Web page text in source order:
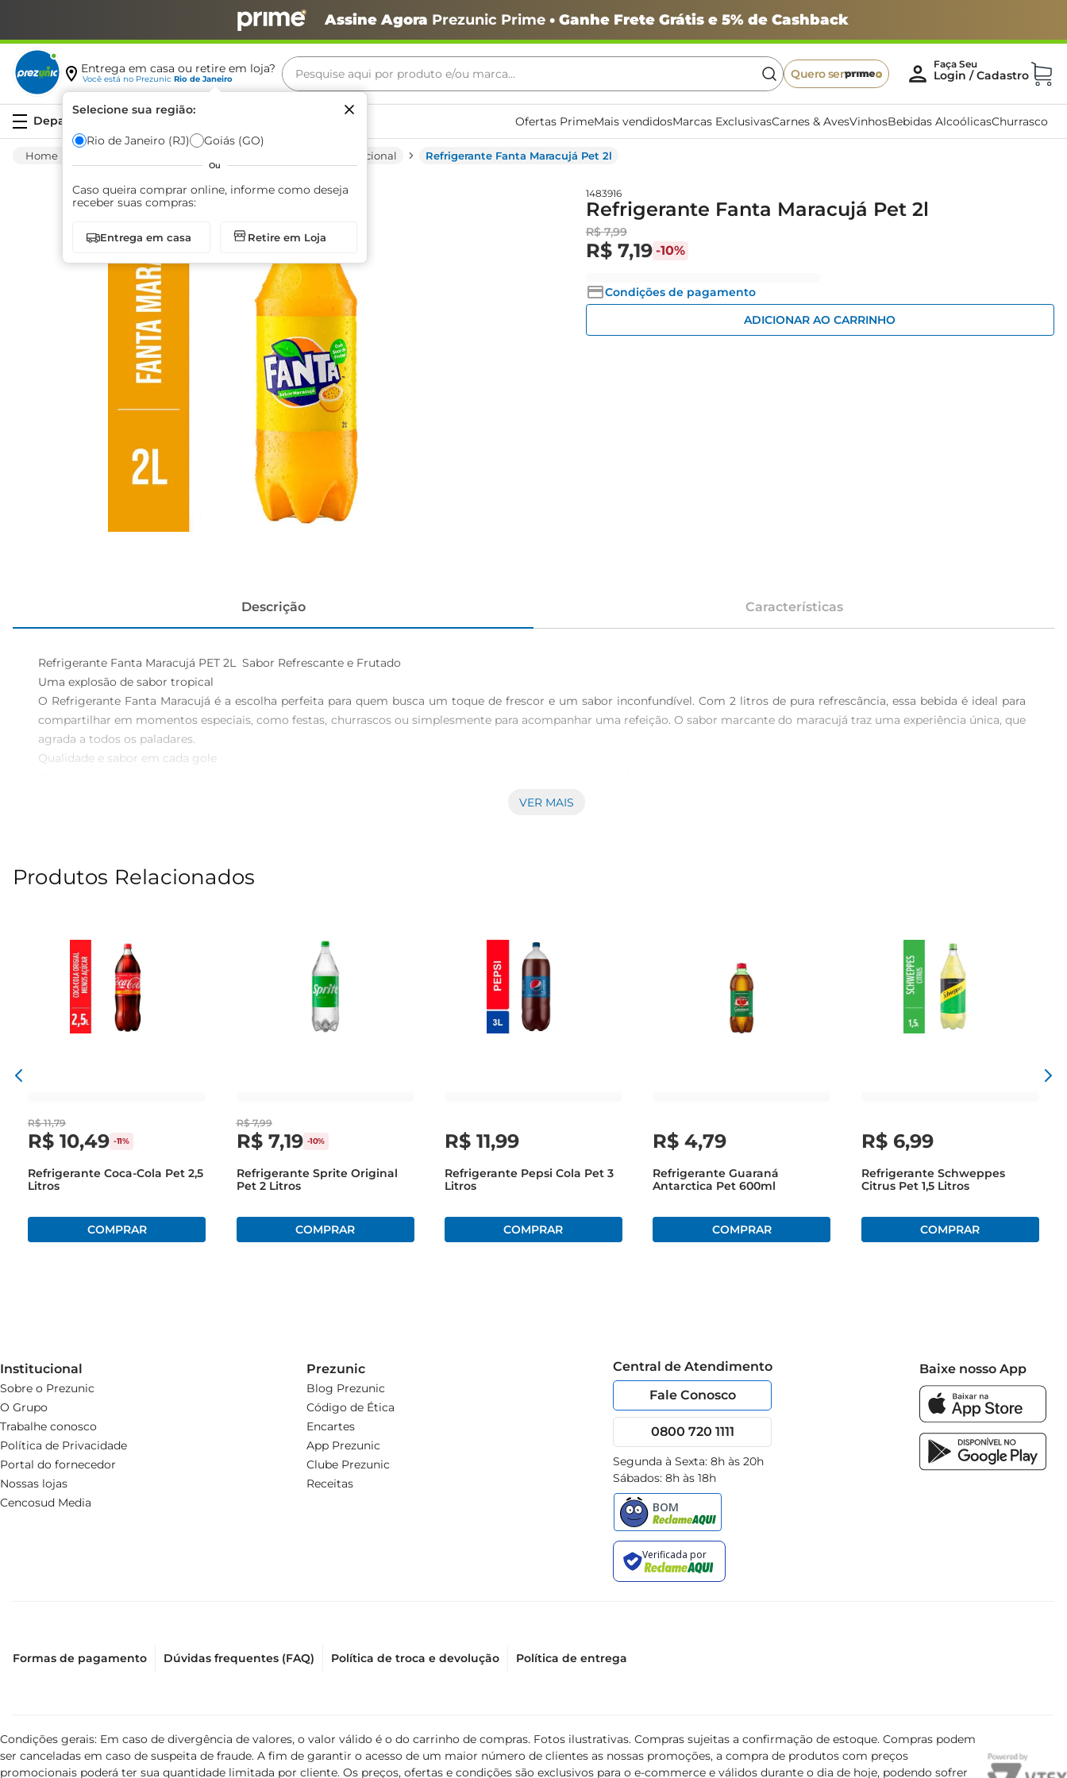
Assine Agora Prezunic Prime• Ganhe Frete Grátis e 5% de Cashback
Entrega em casa ou retire em loja?
Você está no Prezunic Rio de Janeiro
Selecione sua região:
Rio de Janeiro (RJ) Goiás (GO)
Ou
Caso queira comprar online, informe como deseja
receber suas compras:
Entrega em casa Retire em Loja
Pesquise aqui por produto e/ou marca...
Quero ser
Ofertas PrimeMais vendidosMarcas ExclusivasCarnes & AvesVinhosBebidas AlcoólicasChurrasco
Convencional Refrigerante Fanta Maracujá Pet 2l
1483916
Refrigerante Fanta Maracujá Pet 2l
R$ 7,99
R$ 7,19 -10%
Condições de pagamento
ADICIONAR AO CARRINHO
Descrição Características
Refrigerante Fanta Maracujá PET 2L  Sabor Refrescante e Frutado
Uma explosão de sabor tropical
O Refrigerante Fanta Maracujá é a escolha perfeita para quem busca um toque de frescor e um sabor inconfundível. Com 2 litros de pura refrescância, essa bebida é ideal para
compartilhar em momentos especiais, como festas, churrascos ou simplesmente para acompanhar uma refeição. O sabor marcante do maracujá traz uma experiência única, que
agrada a todos os paladares.
Qualidade e sabor em cada gole
uma verdadeira viagem ao sabor tropical, proporcionando uma sensação de leveza e satisfação. É uma opção que se destaca pela sua qualidade e pelo prazer que oferece em
escolha que se adapta a diferentes situações. Além disso, é uma excelente opção para acompanhar pratos variados, desde aperitivos até sobremesas, elevando o sabor das suas
e garantir que você tenha sempre uma opção deliciosa para oferecer aos seus convidados ou para desfrutar em momentos de lazer.
Experimente o sabor do maracujá
Seja para um dia quente de verão ou para animar uma reunião com amigos, o Refrigerante Fanta Maracujá é a escolha certa. Aproveite a refrescância e o sabor inconfundível que
só a Fanta pode oferecer. Experimente e descubra como essa bebida pode transformar seus momentos em experiências ainda mais especiais.
VER MAIS
Produtos Relacionados
R$ 11,79
R$ 10,49 -11%
Refrigerante Coca-Cola Pet 2,5
Litros
R$ 7,99
R$ 7,19 -10%
Refrigerante Sprite Original
Pet 2 Litros
R$ 11,99
Refrigerante Pepsi Cola Pet 3
Litros
R$ 4,79
Refrigerante Guaraná
Antarctica Pet 600ml
R$ 6,99
Refrigerante Schweppes
Citrus Pet 1,5 Litros
Institucional
Sobre o Prezunic
O Grupo
Trabalhe conosco
Política de Privacidade
Portal do fornecedor
Nossas lojas
Cencosud Media
Prezunic
Blog Prezunic
Código de Ética
Encartes
App Prezunic
Clube Prezunic
Receitas
Central de Atendimento
Fale Conosco
0800 720 1111
Segunda à Sexta: 8h às 20h
Sábados: 8h às 18h
Baixe nosso App
Formas de pagamento Dúvidas frequentes (FAQ) Política de troca e devolução Política de entrega
Condições gerais: Em caso de divergência de valores, o valor válido é o do carrinho de compras. Fotos ilustrativas. Compras sujeitas a confirmação de estoque. Compras podem
ser canceladas em caso de suspeita de fraude. A fim de garantir o acesso de um maior número de clientes as nossas promoções, a compra de produtos com preços
promocionais poderá ter sua quantidade limitada por cliente. Os preços, ofertas e condições são exclusivos para o e-commerce e válidos durante o dia de hoje, podendo sofrer
Termos mais buscados
café
azeite
biscoito
arroz
iogurte
papel higiênico
cerveja